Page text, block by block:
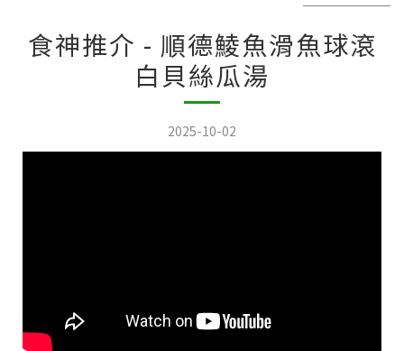
食神推介 - 順德鯪魚滑魚球滾
白貝絲瓜湯
2025-10-02